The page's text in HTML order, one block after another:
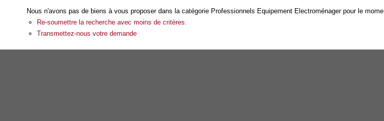
Nous n'avons pas de biens à vous proposer dans la catégorie Professionnels Equipement Electroménager pour le
Re-soumettre la recherche avec moins de critères.
Transmettez-nous votre demande